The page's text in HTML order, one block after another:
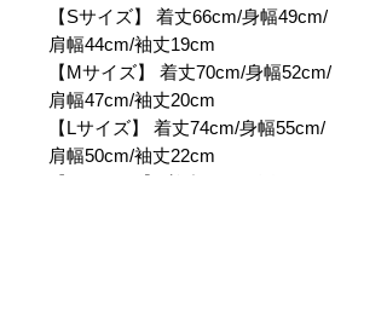
【Sサイズ】 着丈66cm/身幅49cm/
肩幅44cm/袖丈19cm
【Mサイズ】 着丈70cm/身幅52cm/
肩幅47cm/袖丈20cm
【Lサイズ】 着丈74cm/身幅55cm/
肩幅50cm/袖丈22cm